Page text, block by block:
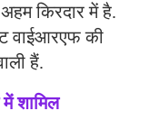
किरदार में है.
वाईआरएफ की
हैं.
में शामिल